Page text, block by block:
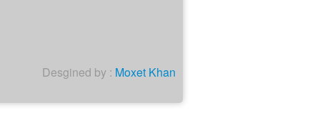
Desgined by : Moxet Khan